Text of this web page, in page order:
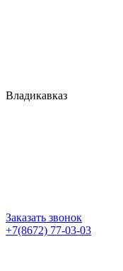
Владикавказ
Заказать звонок
+7(8672) 77-03-03